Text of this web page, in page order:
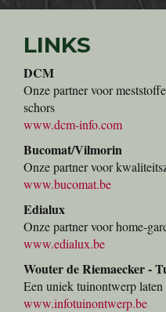
LINKS
DCM
Onze partner voor
schors
www.dcm-info.com
Bucomat/Vilmorin
Onze partner voor
www.bucomat.be
Edialux
Onze partner voor home-
www.edialux.be
Wouter de Riemaecker -
Een uniek tuinontwerp laten
www.infotuinontwerp.be